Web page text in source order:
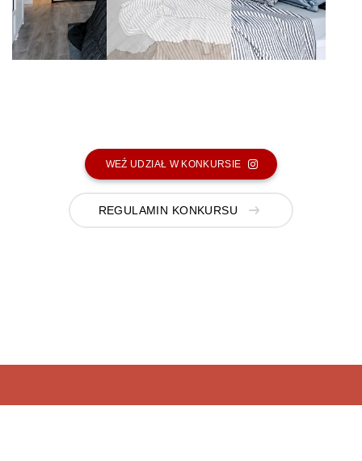
WEŹ UDZIAŁ W KONKURSIE
REGULAMIN KONKURSU